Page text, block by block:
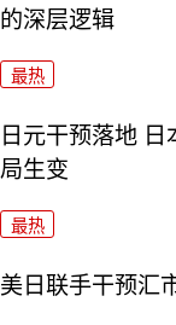
的深层逻辑
最热
日元干预落地
局生变
最热
美日联手干预汇